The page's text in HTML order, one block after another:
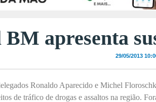
apresenta
29/05/2013
Ronaldo Aparecido e Michel
de tráfico de drogas e assaltos na região.